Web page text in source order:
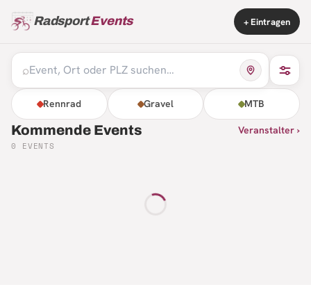
RadsportEvents + Eintragen
⌕
Rennrad Gravel MTB
Kommende Events Veranstalter ›
0 EVENTS